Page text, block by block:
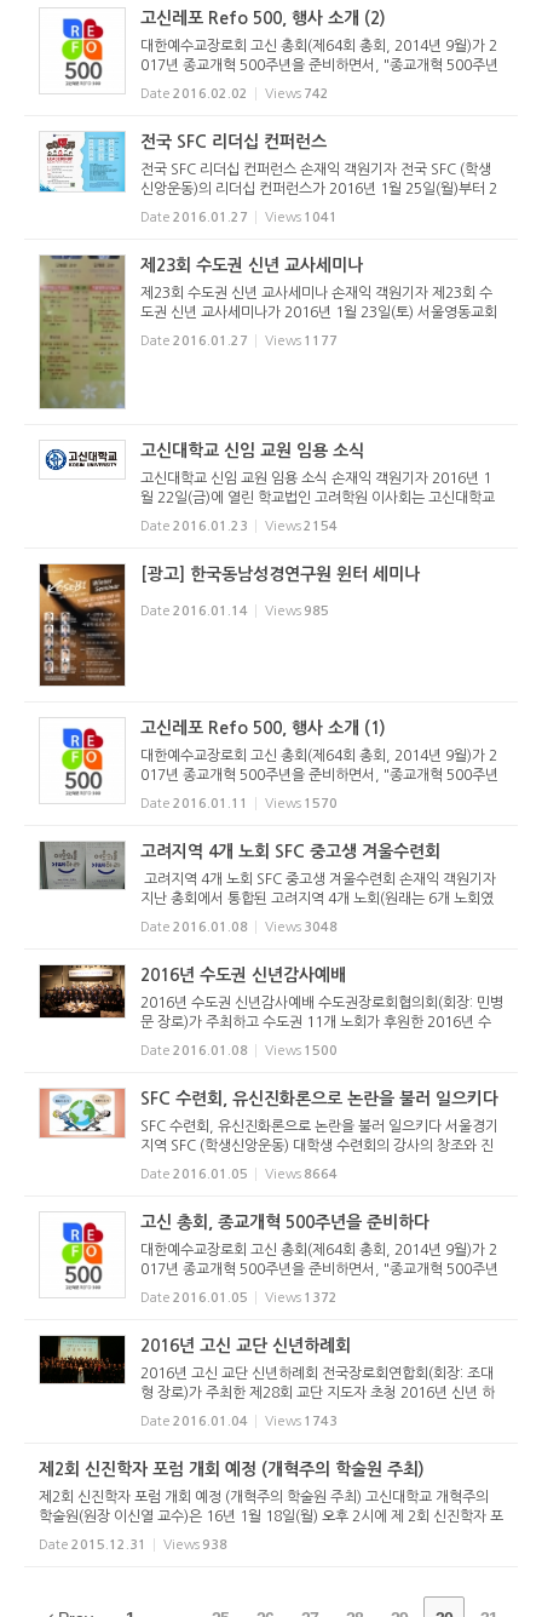
고신레포 Refo 500, 행사 소개 (2)
대한예수교장로회 고신 총회(제64회 총회, 2014년 9월)가 2
017년 종교개혁 500주년을 준비하면서, "종교개혁 500주년
준비위원회"(위원장: 박영호 목사)를 구성하고 2015년 제65
회 총회에서 중요사업을 인준하였습니다. 이에 위 위원회의 주
Date 2016.02.02 Views 742
전국 SFC 리더십 컨퍼런스
전국 SFC 리더십 컨퍼런스 손재익 객원기자 전국 SFC (학생
신앙운동)의 리더십 컨퍼런스가 2016년 1월 25일(월)부터 2
9일(금)까지 고려신학대학원에서 열렸다. 전국, 지방, 지구,
교회, U, 학원의 위원 및 알돌, 그 외 참여를 희망하는 운동원
Date 2016.01.27 Views 1041
제23회 수도권 신년 교사세미나
제23회 수도권 신년 교사세미나 손재익 객원기자 제23회 수
도권 신년 교사세미나가 2016년 1월 23일(토) 서울영동교회
당과 서울영천교회당에서 분산 개최되었다. 매년 겨울에 진행
되는 수도권 신년 교사세미나는 수도권주일학교연합회협의회
Date 2016.01.27 Views 1177
고신대학교 신임 교원 임용 소식
고신대학교 신임 교원 임용 소식 손재익 객원기자 2016년 1
월 22일(금)에 열린 학교법인 고려학원 이사회는 고신대학교
신학과에 새로운 교원임용을 결정했다. 우병훈 박사와 채경락
박사로 각각 정년트랙과 비정년트랙 교수로 임용이 결정되었
Date 2016.01.23 Views2154
[광고] 한국동남성경연구원 윈터 세미나
Date 2016.01.14 Views 985
고신레포 Refo 500, 행사 소개 (1)
대한예수교장로회 고신 총회(제64회 총회, 2014년 9월)가 2
017년 종교개혁 500주년을 준비하면서, "종교개혁 500주년
준비위원회"(위원장: 박영호 목사)를 구성하고 2015년 제65
회 총회에서 중요사업을 인준하였습니다. 이에 위 위원회의 주
Date 2016.01.11 Views 1570
고려지역 4개 노회 SFC 중고생 겨울수련회
고려지역 4개 노회 SFC 중고생 겨울수련회 손재익 객원기자
지난 총회에서 통합된 고려지역 4개 노회(원래는 6개 노회였
으나 2개 노회가 통합되어 현재는 4개 노회)의 중고등부 SFC
겨울수련회가 2016년 1월 5일(화)부터 8일(금)까지 3박 4일
Date 2016.01.08 Views 3048
2016년 수도권 신년감사예배
2016년 수도권 신년감사예배 수도권장로회협의회(회장: 민병
문 장로)가 주최하고 수도권 11개 노회가 후원한 2016년 수
도권 신년감사예배가 2016년 1월 7일(목) 오전 7시에 그랜드
엠버서더호텔(장충동)에서 드려졌다. 총회장 신상현 목사는
Date 2016.01.08 Views 1500
SFC 수련회, 유신진화론으로 논란을 불러 일으키다
SFC 수련회, 유신진화론으로 논란을 불러 일으키다 서울경기
지역 SFC (학생신앙운동) 대학생 수련회의 강사의 창조와 진
화에 대한 발언이 문제가 되어 SNS를 달구었다. 지난 2015년
12월 28일부터 31일까지 고려신학대학원에서 열린 이 수련
Date 2016.01.05 Views 8664
고신 총회, 종교개혁 500주년을 준비하다
대한예수교장로회 고신 총회(제64회 총회, 2014년 9월)가 2
017년 종교개혁 500주년을 준비하면서, "종교개혁 500주년
준비위원회"(위원장: 박영호 목사)를 구성하고 2015년 제65
회 총회에서 중요사업을 인준하였습니다. 이에 위 위원회의 주
Date 2016.01.05 Views 1372
2016년 고신 교단 신년하례회
2016년 고신 교단 신년하례회 전국장로회연합회(회장: 조대
형 장로)가 주최한 제28회 교단 지도자 초청 2016년 신년 하
례회가 1월 4일(월) 오전 11시 호텔인터불고(대구시 산격동)
에서 열렸다. 고신 교단 산하 모든 기관 관계자들 및 전국 36
Date 2016.01.04 Views 1743
제2회 신진학자 포럼 개회 예정 (개혁주의 학술원 주최)
제2회 신진학자 포럼 개회 예정 (개혁주의 학술원 주최) 고신대학교 개혁주의
학술원(원장 이신열 교수)은 16년 1월 18일(월) 오후 2시에 제 2회 신진학자 포
럼을 서울 중앙교회(김진영 목사)에서 개최할 예정이다. 발제자는 한병수 박사
(아세아연합신학대학)...
Date 2015.12.31 Views 938